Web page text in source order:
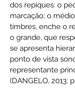
dos repiques: o
marcação; o
timbres, enche o
o grande, que
se apresenta
ponto de vista
representante
(DANGELO, 2013: